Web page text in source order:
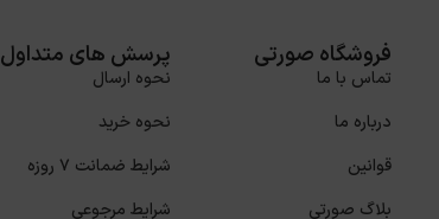
فروشگاه صورتی
تماس با ما
درباره ما
قوانین
بلاگ صورتی
پرسش های متداول
نحوه ارسال
نحوه خرید
شرایط ضمانت 7 روزه
شرایط مرجوعی